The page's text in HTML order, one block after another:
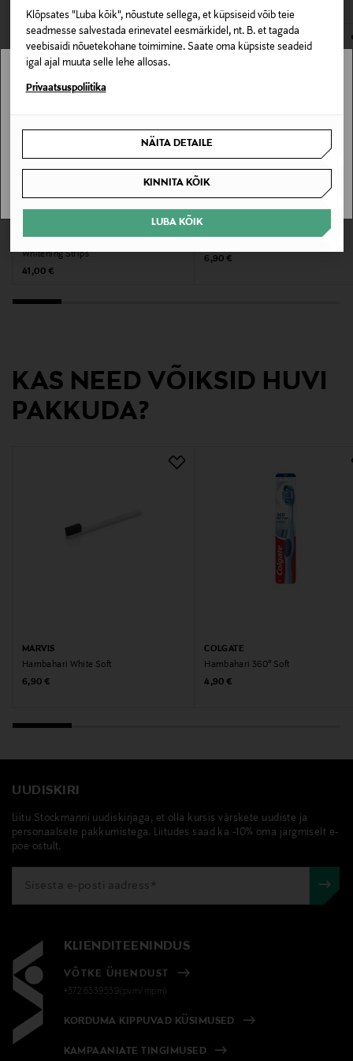
Klõpsates "Luba kõik", nõustute sellega, et küpsiseid võib teie
seadmesse salvestada erinevatel eesmärkidel, nt. B. et tagada
veebisaidi nõuetekohane toimimine. Saate oma küpsiste seadeid
igal ajal muuta selle lehe allosas.
Privaatsuspoliitika
NÄITA DETAILE
KINNITA KÕIK
LUBA KÕIK
Värv
NOCOL
Suurus
Valmistaja tootenumber
info@jonmax.fi
Märksõnad
E-POE TAGASTUSED
Whitening Strips
Original Price
41,00 €
Original Price
6,90 €
KAS NEED VÕIKSID HUVI
PAKKUDA?
MARVIS
Hambahari White Soft
Original Price
6,90 €
COLGATE
Hambahari 360° Soft
Original Price
4,90 €
UUDISKIRI
Liitu Stockmanni uudiskirjaga, et olla kursis värskete uudiste ja
personaalsete pakkumistega. Liitudes saad ka -10% oma järgmiselt e-
poe ostult.
KLIENDITEENINDUS
VÕTKE ÜHENDUST
+372 6339539(pvm/mpm)
KORDUMA KIPPUVAD KÜSIMUSED
KAMPAANIATE TINGIMUSED
Stockmann pole Sinu riigis saadaval.
SAAN ARU